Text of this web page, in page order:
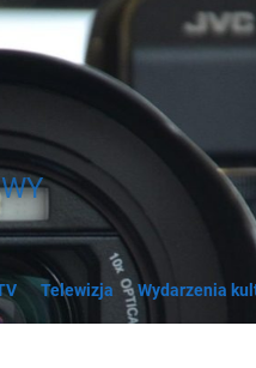
Telewizja Wydarzenia